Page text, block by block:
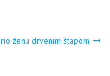
ženu drvenim štapom